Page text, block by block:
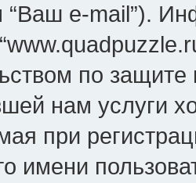
“Ваш e-mail”).
по
нам услуги
при
имени